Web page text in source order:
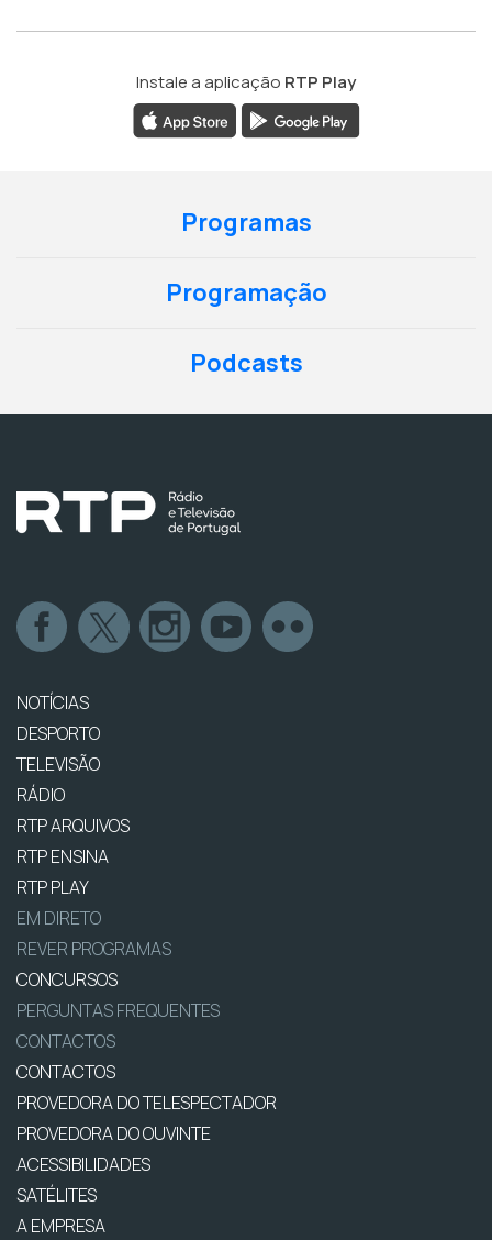
Instale a aplicação RTP Play
Programas
Programação
Podcasts
NOTÍCIAS
DESPORTO
TELEVISÃO
RÁDIO
RTP ARQUIVOS
RTP ENSINA
RTP PLAY
EM DIRETO
REVER PROGRAMAS
CONCURSOS
PERGUNTAS FREQUENTES
CONTACTOS
CONTACTOS
PROVEDORA DO TELESPECTADOR
PROVEDORA DO OUVINTE
ACESSIBILIDADES
SATÉLITES
A EMPRESA